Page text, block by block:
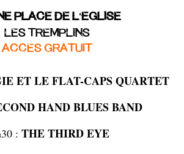
PLACE DE L‘EGLISE
LES TREMPLINS
ACCES GRATUIT
ET LE FLAT-CAPS QUARTET
HAND BLUES BAND
: THE THIRD EYE